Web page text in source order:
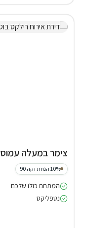
צימר במעלה עמוס
10% הנחת דקה 90
המתחם כולו שלכם
נטפליקס